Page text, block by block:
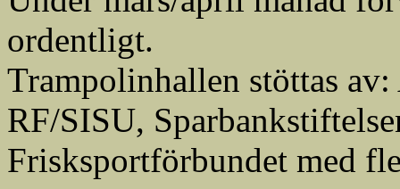
ordentligt.
Trampolinhallen stöttas
RF/SISU,
Frisksportförbundet med